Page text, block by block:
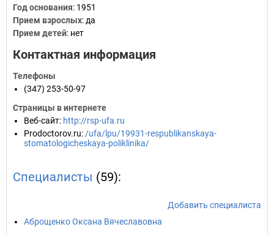
Год основания: 1951
Прием взрослых: да
Прием детей: нет
Контактная информация
Телефоны
(347) 253-50-97
Страницы в интернете
Веб-сайт: http://rsp-ufa.ru
Prodoctorov.ru: /ufa/lpu/19931-respublikanskaya-
stomatologicheskaya-poliklinika/
Специалисты (59):
Добавить специалиста
Аброщенко Оксана Вячеславовна